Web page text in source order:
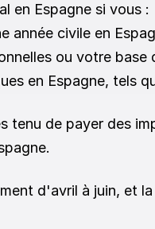
en Espagne si vous :
année civile en
ou votre base
en Espagne, tels
tenu de payer des
d'avril à juin, et